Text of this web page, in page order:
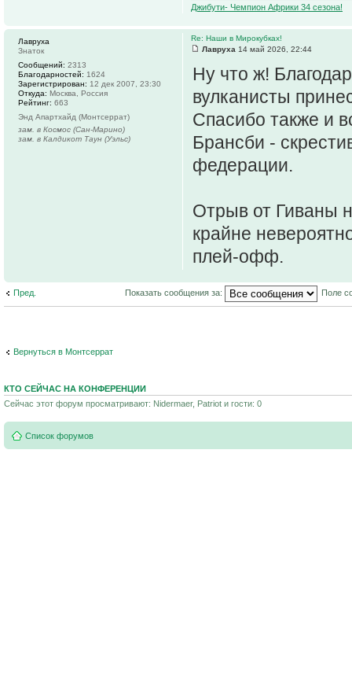
Джибути- Чемпион Африки 34 сезона!
Re: Наши в Мирокубках!
Лавруха 14 май 2026, 22:44
Ну что ж!
вулканисты
Спасибо также и
Брансби -
федерации.
Отрыв от Гиваны
крайне
плей-офф.
Лавруха
Знаток
Сообщений: 2313
Благодарностей: 1624
Зарегистрирован: 12 дек 2007, 23:30
Откуда: Москва, Россия
Рейтинг: 663
Энд Апартхайд (Монтсеррат)
зам. в Космос (Сан-Марино)
зам. в Калдикот Таун (Уэльс)
Пред. Показать сообщения за: Поле
Вернуться в Монтсеррат
КТО СЕЙЧАС НА КОНФЕРЕНЦИИ
Сейчас этот форум просматривают: Nidermaer, Patriot и гости: 0
Список форумов